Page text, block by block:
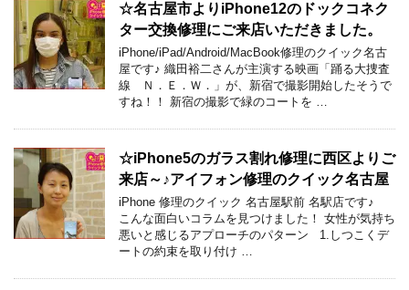
☆名古屋市よりiPhone12のドックコネク
ター交換修理にご来店いただきました。
iPhone/iPad/Android/MacBook修理のクイック名古
屋です♪ 織田裕二さんが主演する映画「踊る大捜査
線 Ｎ．Ｅ．Ｗ．」が、新宿で撮影開始したそうで
すね！！ 新宿の撮影で緑のコートを …
☆iPhone5のガラス割れ修理に西区よりご
来店～♪アイフォン修理のクイック名古屋
iPhone 修理のクイック 名古屋駅前 名駅店です♪
こんな面白いコラムを見つけました！ 女性が気持ち
悪いと感じるアプローチのパターン 1.しつこくデ
ートの約束を取り付け …